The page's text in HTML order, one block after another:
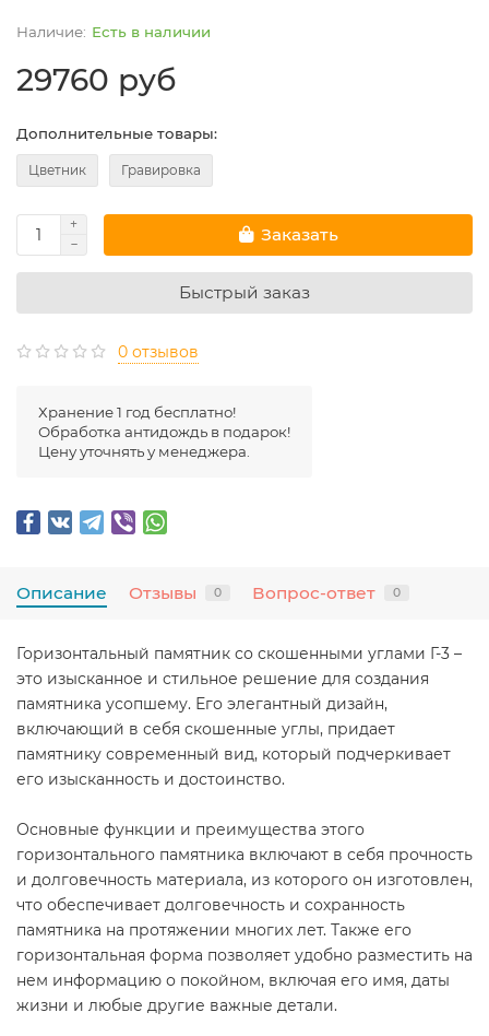
Есть в наличии
29760 руб
Дополнительные товары:
Цветник Гравировка
Заказать
Быстрый заказ
0 отзывов
Хранение 1 год бесплатно!
Обработка антидождь в подарок!
Цену уточнять у менеджера.
Описание Отзывы 0 Вопрос-ответ 0
Горизонтальный памятник со скошенными углами Г-3 –
это изысканное и стильное решение для создания
памятника усопшему. Его элегантный дизайн,
включающий в себя скошенные углы, придает
памятнику современный вид, который подчеркивает
его изысканность и достоинство.
Основные функции и преимущества этого
горизонтального памятника включают в себя прочность
и долговечность материала, из которого он изготовлен,
что обеспечивает долговечность и сохранность
памятника на протяжении многих лет. Также его
горизонтальная форма позволяет удобно разместить на
нем информацию о покойном, включая его имя, даты
жизни и любые другие важные детали.